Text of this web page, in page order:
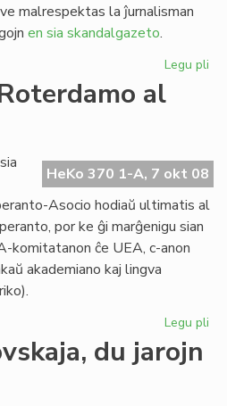
malrespektas la ĵurnalisman
en sia skandalgazeto.
Legu pli
al
HeKo 370 1-A, 7 okt 08
Asocio hodiaŭ ultimatis al
por ke ĝi marĝenigu sian
komitatanon ĉe UEA, c-anon
akademiano kaj lingva
Legu pli
du jarojn